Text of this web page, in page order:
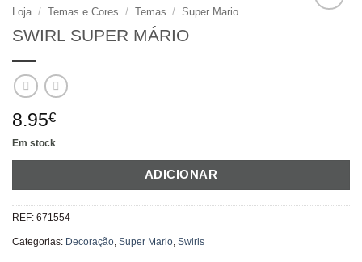
Loja / Temas e Cores / Temas / Super Mario
SWIRL SUPER MÁRIO
8.95€
Em stock
ADICIONAR
REF: 671554
Categorias: Decoração, Super Mario, Swirls